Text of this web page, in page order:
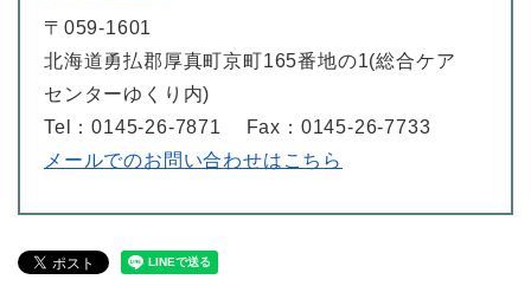
〒059-1601
北海道勇払郡厚真町京町165番地の1(総合ケア
センターゆくり内)
Tel：0145-26-7871
Fax：0145-26-7733
メールでのお問い合わせはこちら